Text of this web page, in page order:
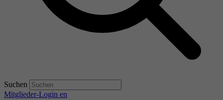
Suchen
Mitglieder-Login en